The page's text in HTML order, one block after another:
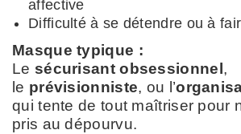
affective
Difficulté à se détendre ou à
Masque typique :
Le sécurisant obsessionnel ,
le prévisionniste, ou l’
qui tente de tout maîtriser pour
pris au dépourvu.